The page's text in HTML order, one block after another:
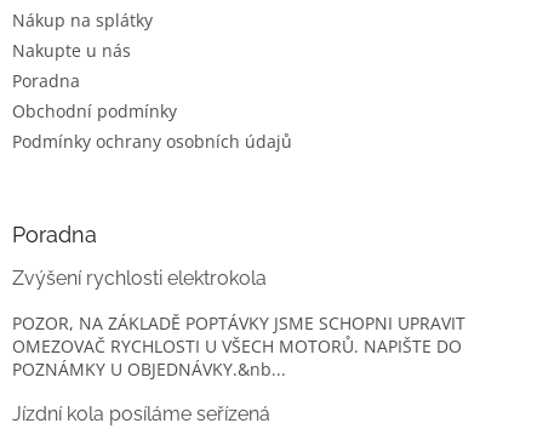
s
Nákup na splátky
Nakupte u nás
Poradna
Obchodní podmínky
Podmínky ochrany osobních údajů
Poradna
Zvýšení rychlosti elektrokola
POZOR, NA ZÁKLADĚ POPTÁVKY JSME SCHOPNI UPRAVIT
OMEZOVAČ RYCHLOSTI U VŠECH MOTORŮ. NAPIŠTE DO
POZNÁMKY U OBJEDNÁVKY.&nb...
Jízdní kola posíláme seřízená